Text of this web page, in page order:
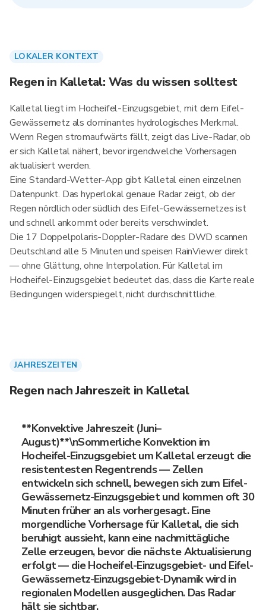
LOKALER KONTEXT
Regen in Kalletal: Was du wissen solltest
Kalletal liegt im Hocheifel-Einzugsgebiet, mit dem Eifel-
Gewässernetz als dominantes hydrologisches Merkmal.
Wenn Regen stromaufwärts fällt, zeigt das Live-Radar, ob
er sich Kalletal nähert, bevor irgendwelche Vorhersagen
aktualisiert werden.
Eine Standard-Wetter-App gibt Kalletal einen einzelnen
Datenpunkt. Das hyperlokal genaue Radar zeigt, ob der
Regen nördlich oder südlich des Eifel-Gewässernetzes ist
und schnell ankommt oder bereits verschwindet.
Die 17 Doppelpolaris-Doppler-Radare des DWD scannen
Deutschland alle 5 Minuten und speisen RainViewer direkt
— ohne Glättung, ohne Interpolation. Für Kalletal im
Hocheifel-Einzugsgebiet bedeutet das, dass die Karte reale
Bedingungen widerspiegelt, nicht durchschnittliche.
JAHRESZEITEN
Regen nach Jahreszeit in Kalletal
**Konvektive Jahreszeit (Juni–
August)**\nSommerliche Konvektion im
Hocheifel-Einzugsgebiet um Kalletal erzeugt die
resistentesten Regentrends — Zellen
entwickeln sich schnell, bewegen sich zum Eifel-
Gewässernetz-Einzugsgebiet und kommen oft 30
Minuten früher an als vorhergesagt. Eine
morgendliche Vorhersage für Kalletal, die sich
beruhigt aussieht, kann eine nachmittägliche
Zelle erzeugen, bevor die nächste Aktualisierung
erfolgt — die Hocheifel-Einzugsgebiet- und Eifel-
Gewässernetz-Einzugsgebiet-Dynamik wird in
regionalen Modellen ausgeglichen. Das Radar
hält sie sichtbar.